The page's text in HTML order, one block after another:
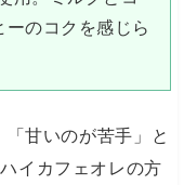
ーのコクを感じら
甘いのが苦手」と
イカフェオレの方